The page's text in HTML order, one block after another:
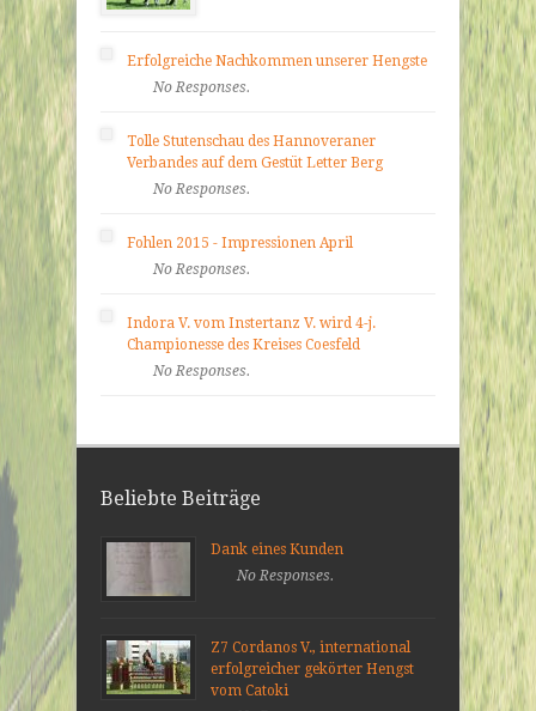
Erfolgreiche Nachkommen unserer Hengste
No Responses.
Tolle Stutenschau des Hannoveraner
Verbandes auf dem Gestüt Letter Berg
No Responses.
Fohlen 2015 - Impressionen April
No Responses.
Indora V. vom Instertanz V. wird 4-j.
Championesse des Kreises Coesfeld
No Responses.
Beliebte Beiträge
Dank eines Kunden
No Responses.
Z7 Cordanos V., international
erfolgreicher gekörter Hengst
vom Catoki